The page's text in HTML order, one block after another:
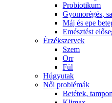
Probiotikum
Gyomorégés,
Máj és epe
Emésztést
Érzékszervek
Szem
Orr
Fül
Húgyutak
Női problémák
Betétek,